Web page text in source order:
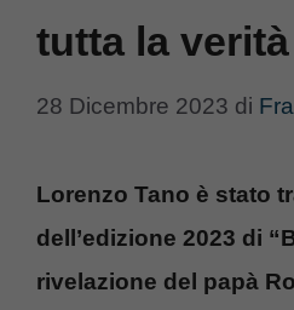
tutta la verità
28 Dicembre 2023 di
Lorenzo Tano è stato
dell’edizione 2023 di
rivelazione del papà